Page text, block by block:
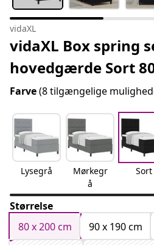
vidaXL
vidaXL Box spring
hovedgærde Sort
Farve(8 tilgængelige
Lysegrå
Mørkegr
å
Sort
Størrelse
80 x 200 cm
90 x 190 cm